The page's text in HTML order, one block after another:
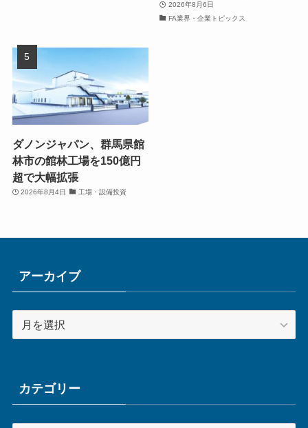
2026年8月6日
FA業界・企業トピックス
ダノンジャパン、群馬県館
林市の館林工場を150億円
超で大幅拡張
2026年8月4日 工場・設備投資
アーカイブ
ー
ブカテゴリー